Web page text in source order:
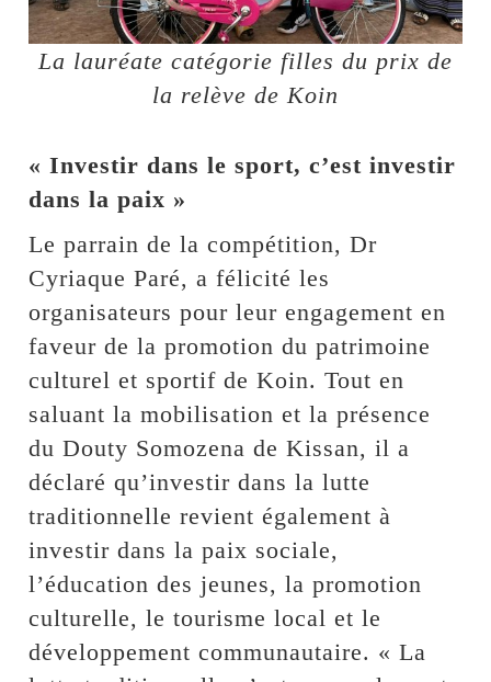
La lauréate catégorie filles du prix de
la relève de Koin
« Investir dans le sport, c’est investir
dans la paix »
Le parrain de la compétition, Dr
Cyriaque Paré, a félicité les
organisateurs pour leur engagement en
faveur de la promotion du patrimoine
culturel et sportif de Koin. Tout en
saluant la mobilisation et la présence
du Douty Somozena de Kissan, il a
déclaré qu’investir dans la lutte
traditionnelle revient également à
investir dans la paix sociale,
l’éducation des jeunes, la promotion
culturelle, le tourisme local et le
développement communautaire. « La